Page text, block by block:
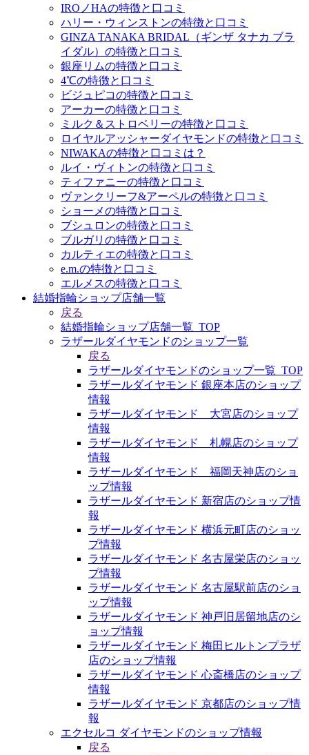
IROノHAの特徴と口コミ
ハリー・ウィンストンの特徴と口コミ
GINZA TANAKA BRIDAL（ギンザ タナカ ブラ
イダル）の特徴と口コミ
銀座リムの特徴と口コミ
4℃の特徴と口コミ
ビジュピコの特徴と口コミ
アーカーの特徴と口コミ
ミルク＆ストロベリーの特徴と口コミ
ロイヤルアッシャーダイヤモンドの特徴と口コミ
NIWAKAの特徴と口コミは？
ルイ・ヴィトンの特徴と口コミ
ティファニーの特徴と口コミ
ヴァンクリーフ&アーペルの特徴と口コミ
ショーメの特徴と口コミ
ブシュロンの特徴と口コミ
ブルガリの特徴と口コミ
カルティエの特徴と口コミ
e.m.の特徴と口コミ
エルメスの特徴と口コミ
結婚指輪ショップ店舗一覧
戻る
結婚指輪ショップ店舗一覧_TOP
ラザールダイヤモンドのショップ一覧
戻る
ラザールダイヤモンドのショップ一覧_TOP
ラザールダイヤモンド 銀座本店のショップ
情報
ラザールダイヤモンド 大宮店のショップ
情報
ラザールダイヤモンド 札幌店のショップ
情報
ラザールダイヤモンド 福岡天神店のショ
ップ情報
ラザールダイヤモンド 新宿店のショップ情
報
ラザールダイヤモンド 横浜元町店のショッ
プ情報
ラザールダイヤモンド 名古屋栄店のショッ
プ情報
ラザールダイヤモンド 名古屋駅前店のショ
ップ情報
ラザールダイヤモンド 神戸旧居留地店のシ
ョップ情報
ラザールダイヤモンド 梅田ヒルトンプラザ
店のショップ情報
ラザールダイヤモンド 心斎橋店のショップ
情報
ラザールダイヤモンド 京都店のショップ情
報
エクセルコ ダイヤモンドのショップ情報
戻る